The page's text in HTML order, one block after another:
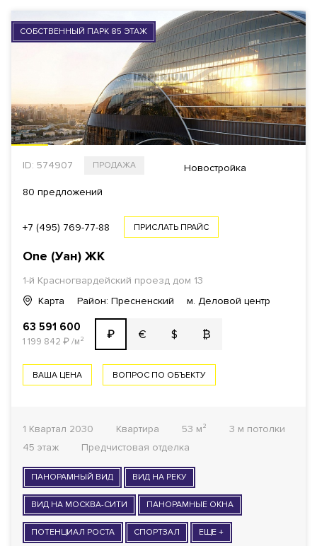
СОБСТВЕННЫЙ ПАРК 85 ЭТАЖ
ID: 574907 ПРОДАЖА Новостройка
80 предложений
+7 (495) 769-77-88 ПРИСЛАТЬ ПРАЙС
One (Уан) ЖК
1-й Красногвардейский проезд дом 13
Карта
Район: Пресненский м. Деловой центр
63 591 600
1 199 842 ₽/м² ₽ € $ ₿
ВАША ЦЕНА ВОПРОС ПО ОБЪЕКТУ
1 Квартал 2030 Квартира 53 м²
3 м потолки
45 этаж
Предчистовая отделка
ПАНОРАМНЫЙ ВИД ВИД НА РЕКУ
ВИД НА МОСКВА-СИТИ ПАНОРАМНЫЕ ОКНА
ПОТЕНЦИАЛ РОСТА СПОРТЗАЛ ЕЩЕ +